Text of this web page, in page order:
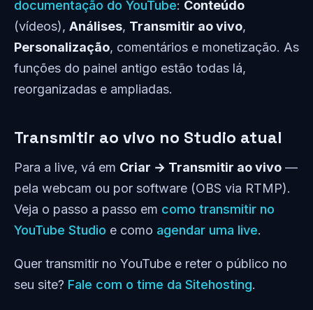
documentação do YouTube: Conteúdo
(vídeos), Análises, Transmitir ao vivo,
Personalização, comentários e monetização. As
funções do painel antigo estão todas lá,
reorganizadas e ampliadas.
Transmitir ao vivo no Studio atual
Para a live, vá em Criar → Transmitir ao vivo —
pela webcam ou por software (OBS via RTMP).
Veja o passo a passo em como transmitir no
YouTube Studio e como agendar uma live.
Quer transmitir no YouTube e reter o público no
seu site? Fale com o time da Sitehosting.